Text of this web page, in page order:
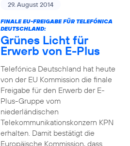
29. August 2014
FINALE EU-FREIGABE FÜR TELEFÓNICA
DEUTSCHLAND:
Grünes Licht für
Erwerb von E-Plus
Telefónica Deutschland hat heute
von der EU Kommission die finale
Freigabe für den Erwerb der E-
Plus-Gruppe vom
niederländischen
Telekommunikationskonzern KPN
erhalten. Damit bestätigt die
Europäische Kommission, dass